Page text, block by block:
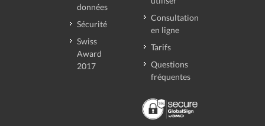
données
Sécurité
Swiss
Award
2017
Consultation
en ligne
Tarifs
Questions
fréquentes